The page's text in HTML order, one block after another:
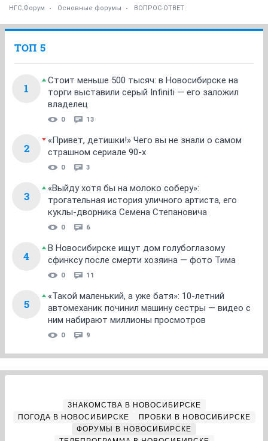
НГС.Форум Основные форумы ВОПРОС-ОТВЕТ
ТОП 5
1
Стоит меньше 500 тысяч: в Новосибирске на
торги выставили серый Infiniti — его заложил
владелец
0 13
2
«Привет, детишки!» Чего вы не знали о самом
страшном сериале 90-х
0 3
3
«Выйду хотя бы на молоко соберу»:
трогательная история уличного артиста, его
куклы-дворника Семена Степановича
0 6
4
В Новосибирске ищут дом голубоглазому
сфинксу после смерти хозяина — фото Тима
0 11
5
«Такой маленький, а уже батя»: 10-летний
автомеханик починил машину сестры — видео с
ним набирают миллионы просмотров
0 9
ЗНАКОМСТВА В НОВОСИБИРСКЕ
ПОГОДА В НОВОСИБИРСКЕ
ПРОБКИ В НОВОСИБИРСКЕ
ФОРУМЫ В НОВОСИБИРСКЕ